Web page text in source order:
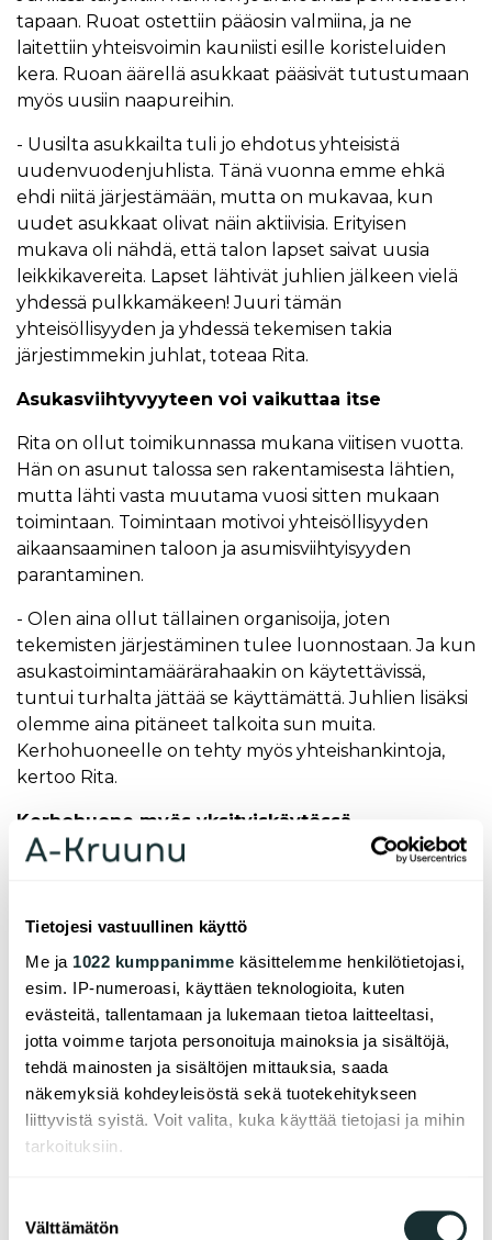
Tietojesi vastuullinen käyttö
Me ja 1022 kumppanimme käsittelemme henkilötietojasi,
esim. IP-numeroasi, käyttäen teknologioita, kuten
evästeitä, tallentamaan ja lukemaan tietoa laitteeltasi,
jotta voimme tarjota personoituja mainoksia ja sisältöjä,
tehdä mainosten ja sisältöjen mittauksia, saada
näkemyksiä kohdeyleisöstä sekä tuotekehitykseen
liittyvistä syistä. Voit valita, kuka käyttää tietojasi ja mihin
tarkoituksiin.
Kerätä tietoja maantieteellisestä sijainnistasi,
valinta
Välttämätön
tapaan. Ruoat ostettiin pääosin valmiina, ja ne
laitettiin yhteisvoimin kauniisti esille koristeluiden
kera. Ruoan äärellä asukkaat pääsivät tutustumaan
myös uusiin naapureihin.
- Uusilta asukkailta tuli jo ehdotus yhteisistä
uudenvuodenjuhlista. Tänä vuonna emme ehkä
ehdi niitä järjestämään, mutta on mukavaa, kun
uudet asukkaat olivat näin aktiivisia. Erityisen
mukava oli nähdä, että talon lapset saivat uusia
leikkikavereita. Lapset lähtivät juhlien jälkeen vielä
yhdessä pulkkamäkeen! Juuri tämän
yhteisöllisyyden ja yhdessä tekemisen takia
järjestimmekin juhlat, toteaa Rita.
Asukasviihtyvyyteen voi vaikuttaa itse
Rita on ollut toimikunnassa mukana viitisen vuotta.
Hän on asunut talossa sen rakentamisesta lähtien,
mutta lähti vasta muutama vuosi sitten mukaan
toimintaan. Toimintaan motivoi yhteisöllisyyden
aikaansaaminen taloon ja asumisviihtyisyyden
parantaminen.
- Olen aina ollut tällainen organisoija, joten
tekemisten järjestäminen tulee luonnostaan. Ja kun
asukastoimintamäärärahaakin on käytettävissä,
tuntui turhalta jättää se käyttämättä. Juhlien lisäksi
olemme aina pitäneet talkoita sun muita.
Kerhohuoneelle on tehty myös yhteishankintoja,
kertoo Rita.
Kerhohuone myös yksityiskäytössä
Avainta vastaan asukkaat voivat käydä lainaamassa
tavaroita kuten tekstiilipesuria, ompelukonetta ja
kerhohuoneelle myös kaiuttimen, jotta siellä voisi
soittaa esimerkiksi joululauluja.
- Kerhohuone on myös ollut yksityiskäytössä yhä
enemmän. Käyttö on varmaan lisääntynyt osittain
siksi että asukkaat ovat nähneet miten tilaa voi
käyttää juhlien järjestämiseen, toteaa Rita.
Tapio Rautamäki
Sari Ingetja